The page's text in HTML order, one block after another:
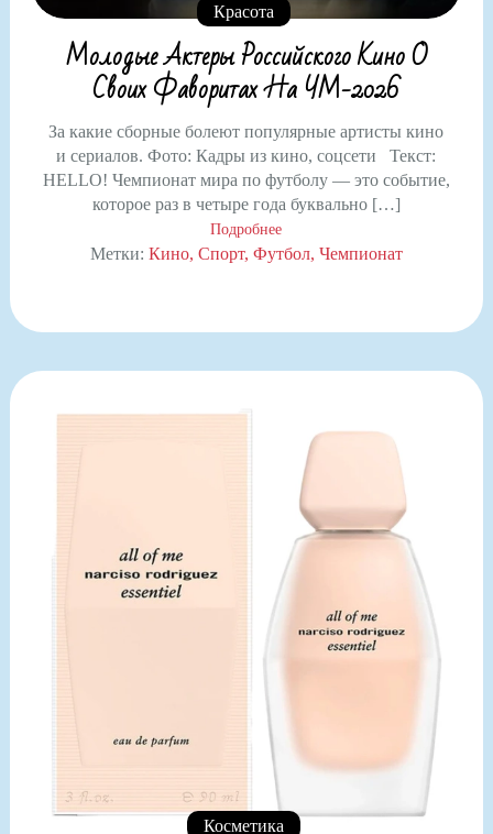
Красота
Молодые Актеры Российского Кино О
Своих Фаворитах На ЧМ-2026
За какие сборные болеют популярные артисты кино
и сериалов. Фото: Кадры из кино, соцсети Текст:
HELLO! Чемпионат мира по футболу — это событие,
которое раз в четыре года буквально […]
Подробнее
Метки: Кино Спорт Футбол Чемпионат
Косметика